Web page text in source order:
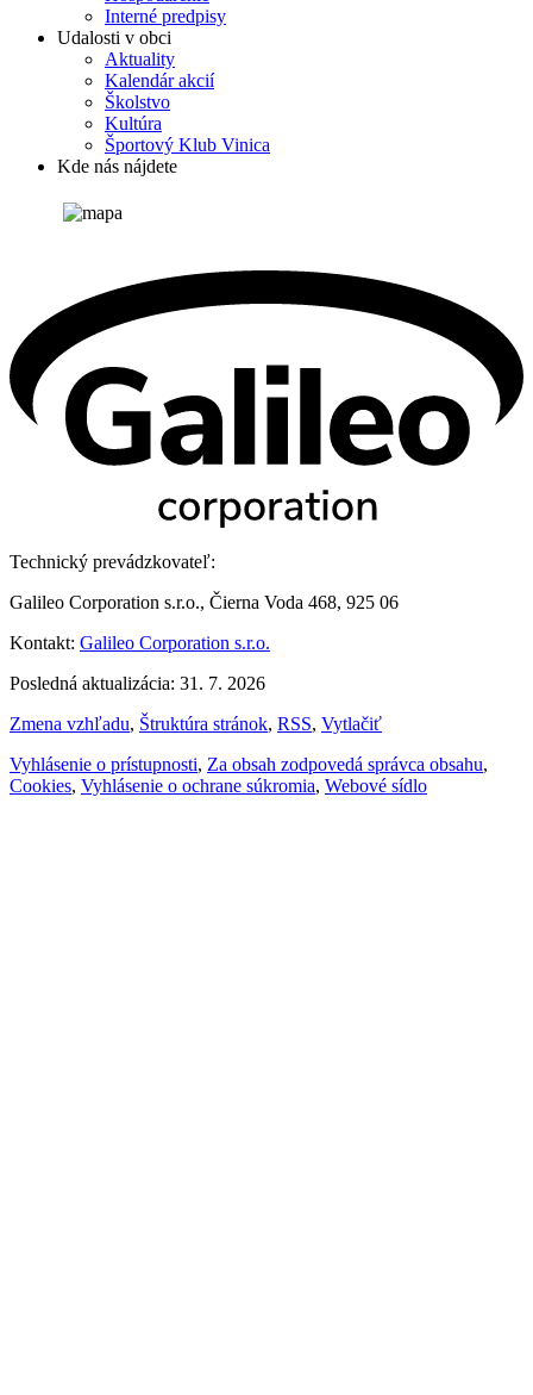
Interné predpisy
Udalosti v obci
Aktuality
Kalendár akcií
Školstvo
Kultúra
Športový Klub Vinica
Kde nás nájdete
Technický prevádzkovateľ:
Galileo Corporation s.r.o., Čierna Voda 468, 925 06
Kontakt: Galileo Corporation s.r.o.
Posledná aktualizácia: 31. 7. 2026
Zmena vzhľadu, Štruktúra stránok, RSS, Vytlačiť
Vyhlásenie o prístupnosti, Za obsah zodpovedá správca obsahu,
Cookies, Vyhlásenie o ochrane súkromia, Webové sídlo